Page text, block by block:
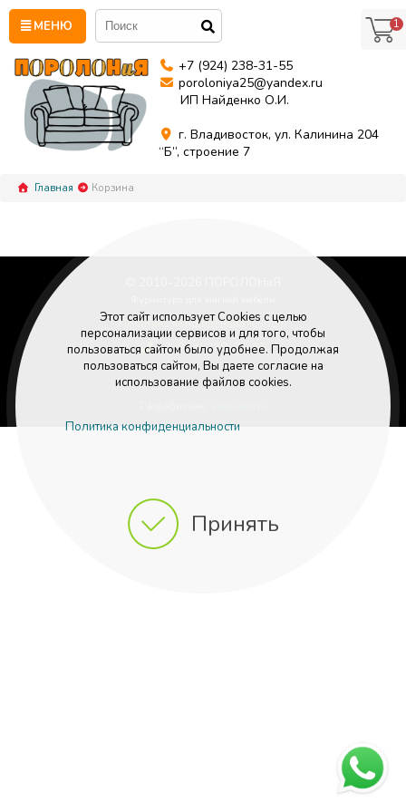
Принять
Этот сайт использует Cookies с целью
персонализации сервисов и для того, чтобы
пользоваться сайтом было удобнее. Продолжая
пользоваться сайтом, Вы даете согласие на
использование файлов cookies.
Политика конфиденциальности
МЕНЮ
+7 (924) 238-31-55
poroloniya25@yandex.ru
ИП Найденко О.И.
г. Владивосток, ул. Калинина 204
“Б”, строение 7
1
Главная Корзина
Политика конфиденциальности
+7 (924) 238-31-55
Poroloniya25@yandex.ru